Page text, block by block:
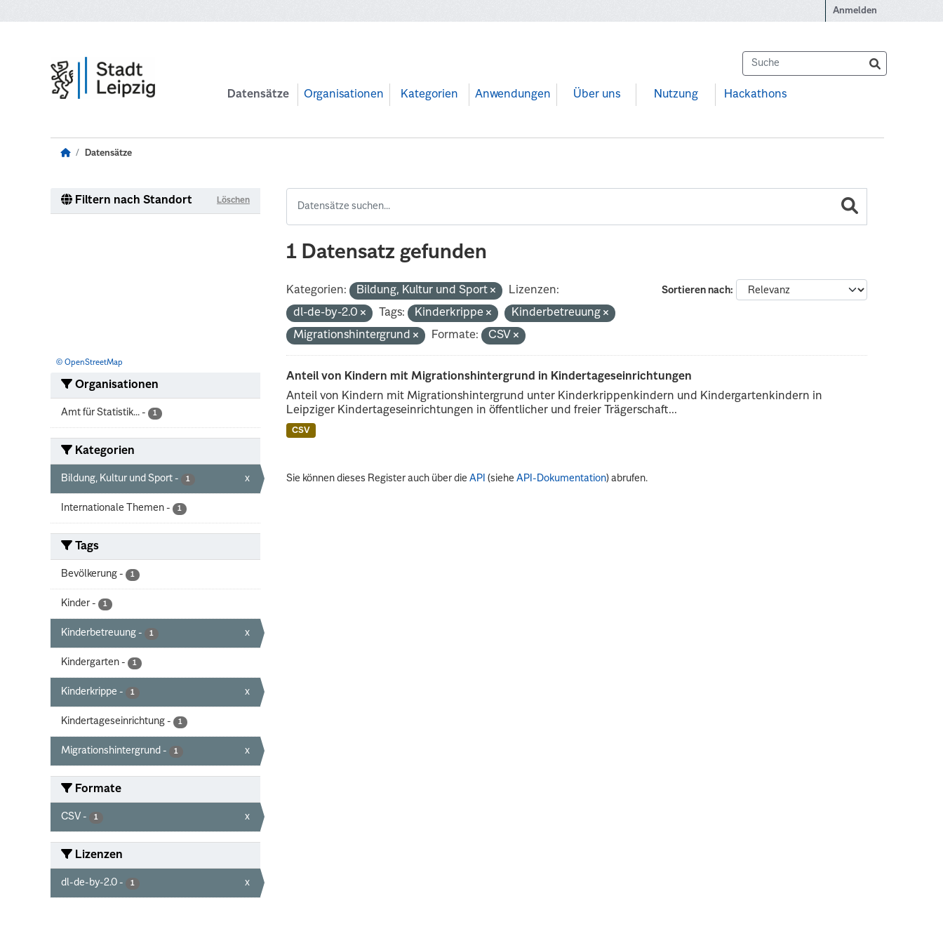
Anmelden
Datensätze Organisationen Kategorien Anwendungen Über uns Nutzung Hackathons
Datensätze
Filtern nach Standort Löschen
© OpenStreetMap
Organisationen
Amt für Statistik... - 1
Kategorien
Bildung, Kultur und Sport - 1 x
Internationale Themen - 1
Tags
Bevölkerung - 1
Kinder - 1
Kinderbetreuung - 1 x
Kindergarten - 1
Kinderkrippe - 1 x
Kindertageseinrichtung - 1
Migrationshintergrund - 1 x
Formate
CSV - 1 x
Lizenzen
dl-de-by-2.0 - 1 x
1 Datensatz gefunden
Sortieren nach
Kategorien: Bildung, Kultur und Sport
Lizenzen:
dl-de-by-2.0
Tags: Kinderkrippe
Kinderbetreuung
Migrationshintergrund
Formate: CSV
Anteil von Kindern mit Migrationshintergrund in Kindertageseinrichtungen
Anteil von Kindern mit Migrationshintergrund unter Kinderkrippenkindern und Kindergartenkindern in
Leipziger Kindertageseinrichtungen in öffentlicher und freier Trägerschaft...
CSV
Sie können dieses Register auch über dieAPI (sieheAPI-Dokumentation) abrufen.